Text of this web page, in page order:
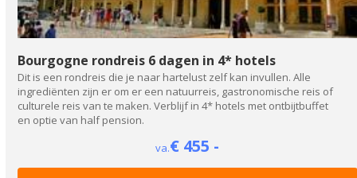
Bourgogne rondreis 6 dagen in 4* hotels
Dit is een rondreis die je naar hartelust zelf kan invullen. Alle
ingrediënten zijn er om er een natuurreis, gastronomische reis of
culturele reis van te maken. Verblijf in 4* hotels met ontbijtbuffet
en optie van half pension.
va.€ 455 -